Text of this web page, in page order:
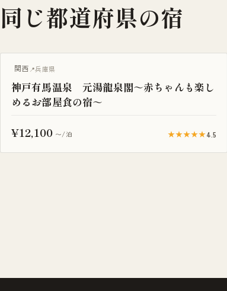
同じ都道府県の宿
プール付き
関西 兵庫県
神戸有馬温泉 元湯龍泉閣～赤ちゃんも楽し
めるお部屋食の宿～
¥12,100 〜/泊 ★★★★★4.5